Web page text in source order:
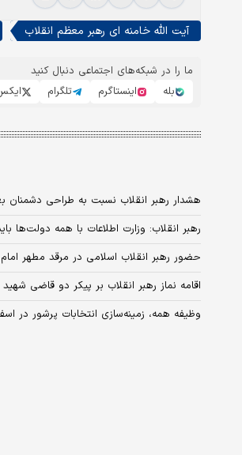
آیت الله خامنه ای رهبر معظم انقلاب
ما را در شبکه‌های اجتماعی دنبال کنید
بله
اینستاگرم تلگرام
هشدار رهبر انقلاب نسبت به طراحی دشمنان
رهبر انقلاب: وزارت اطلاعات با همه دولت‌ها
حضور رهبر انقلاب اسلامی در مرقد مطهر
اقامه نماز رهبر انقلاب بر پیکر دو قاضی شهید
وظیفه همه، زمینه‌سازی انتخابات پرشور در